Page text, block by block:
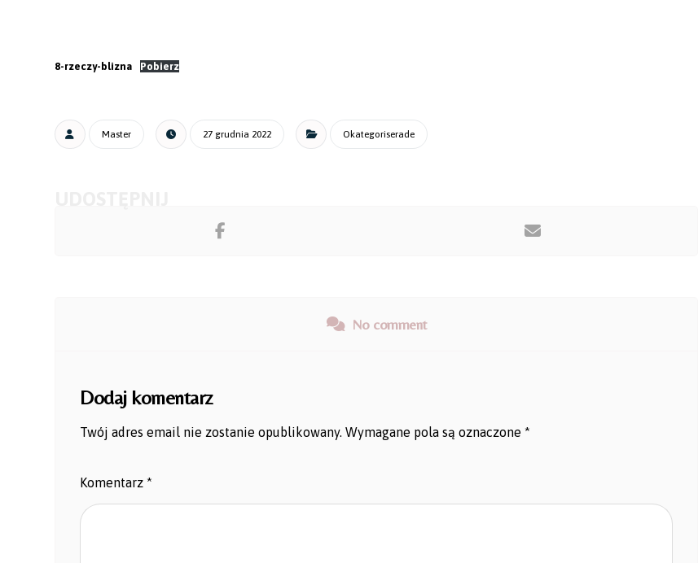
8-rzeczy-blizna Pobierz
Master 27 grudnia 2022 Okategoriserade
No comment
Dodaj komentarz
Twój adres email nie zostanie opublikowany. Wymagane pola są oznaczone*
Komentarz*